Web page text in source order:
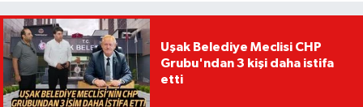
Uşak Belediye Meclisi CHP
Grubu'ndan 3 kişi daha istifa
etti